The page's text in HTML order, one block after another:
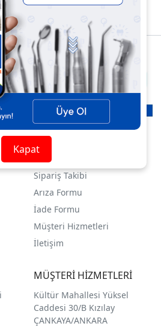
YARDIM
Siparişlerim
Sipariş Takibi
Arıza Formu
İade Formu
Müşteri Hizmetleri
İletişim
MÜŞTERİ HİZMETLERİ
Kültür Mahallesi Yüksel
Caddesi 30/B Kızılay
ÇANKAYA/ANKARA
Kapat